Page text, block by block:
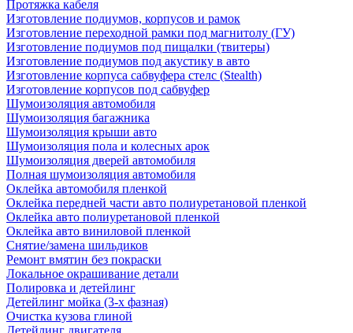
Протяжка кабеля
Изготовление подиумов, корпусов и рамок
Изготовление переходной рамки под магнитолу (ГУ)
Изготовление подиумов под пищалки (твитеры)
Изготовление подиумов под акустику в авто
Изготовление корпуса сабвуфера стелс (Stealth)
Изготовление корпусов под сабвуфер
Шумоизоляция автомобиля
Шумоизоляция багажника
Шумоизоляция крыши авто
Шумоизоляция пола и колесных арок
Шумоизоляция дверей автомобиля
Полная шумоизоляция автомобиля
Оклейка автомобиля пленкой
Оклейка передней части авто полиуретановой пленкой
Оклейка авто полиуретановой пленкой
Оклейка авто виниловой пленкой
Снятие/замена шильдиков
Ремонт вмятин без покраски
Локальное окрашивание детали
Полировка и детейлинг
Детейлинг мойка (3-х фазная)
Очистка кузова глиной
Детейлинг двигателя